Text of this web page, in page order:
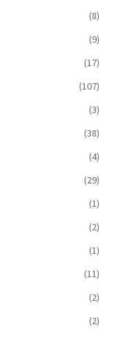
(8)
(9)
(17)
(107)
(3)
(38)
(4)
(29)
(1)
(2)
(1)
(11)
(2)
(2)